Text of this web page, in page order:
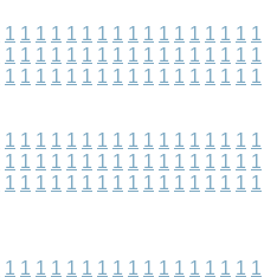
1 1 1 1 1 1 1 1 1 1 1 1 1 1 1 1 1
1 1 1 1 1 1 1 1 1 1 1 1 1 1 1 1 1
1 1 1 1 1 1 1 1 1 1 1 1 1 1 1 1 1
1 1 1 1 1 1 1 1 1 1 1 1 1 1 1 1 1
1 1 1 1 1 1 1 1 1 1 1 1 1 1 1 1 1
1 1 1 1 1 1 1 1 1 1 1 1 1 1 1 1 1
1 1 1 1 1 1 1 1 1 1 1 1 1 1 1 1 1